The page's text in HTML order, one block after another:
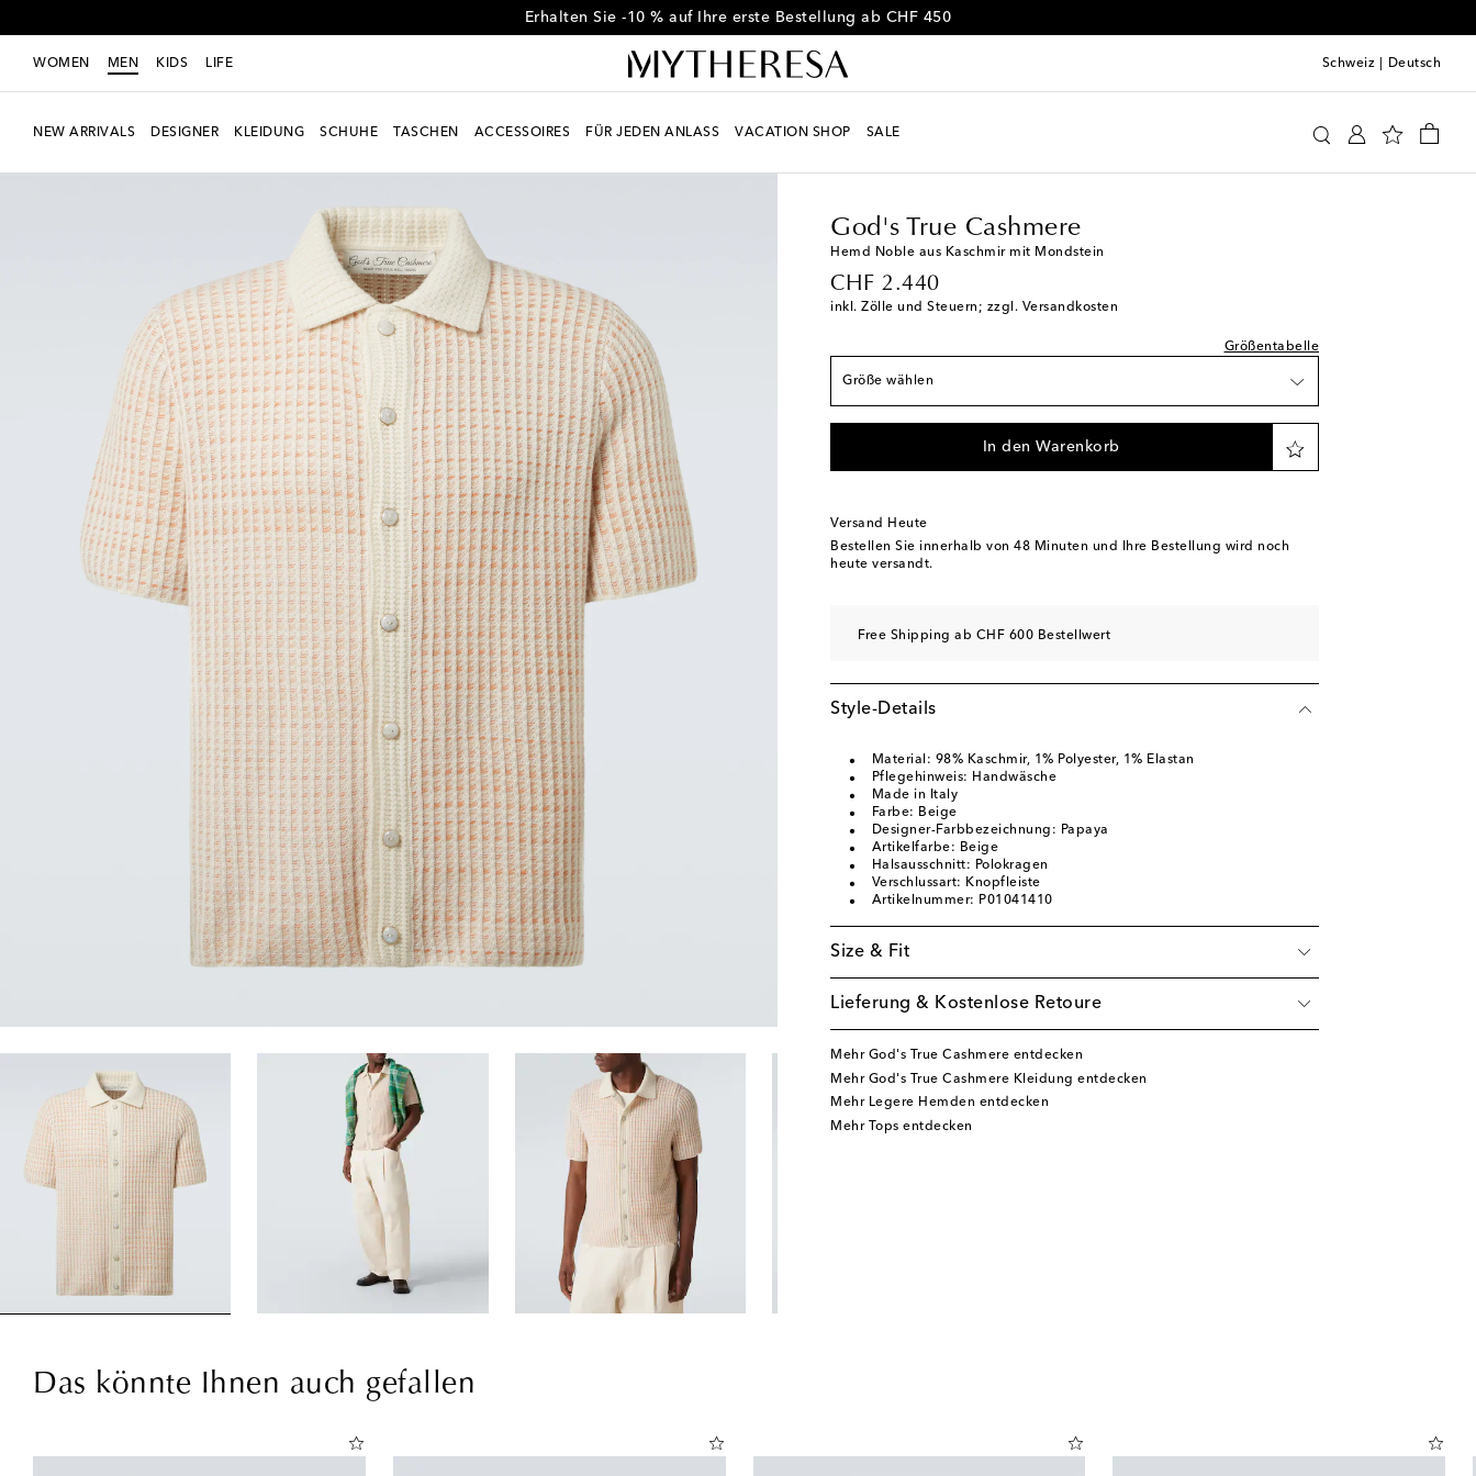
Erhalten Sie -10 % auf Ihre erste Bestellung ab CHF 450
WOMEN MEN KIDS LIFE Schweiz Deutsch
NEW ARRIVALS DESIGNER KLEIDUNG SCHUHE TASCHEN ACCESSOIRES FÜR JEDEN ANLASS VACATION SHOP SALE
God's True Cashmere
Hemd Noble aus Kaschmir mit Mondstein
CHF 2.440
original price
inkl. Zölle und Steuern; zzgl. Versandkosten
Größentabelle
Größe wählen
Fällt der Größe entsprechend normal aus
S / EU 38 Auf die Wunschliste
M / EU 39 Geringe Verfügbarkeit
XL / EU 42 Auf die Wunschliste
In den Warenkorb
Versand Heute
Bestellen Sie innerhalb von 48 Minuten und Ihre Bestellung wird noch
heute versandt.
Free Shipping ab CHF 600 Bestellwert
Style-Details
Material: 98% Kaschmir, 1% Polyester, 1% Elastan
Pflegehinweis: Handwäsche
Made in Italy
Farbe: Beige
Designer-Farbbezeichnung: Papaya
Artikelfarbe: Beige
Halsausschnitt: Polokragen
Verschlussart: Knopfleiste
Artikelnummer: P01041410
Size & Fit
Lieferung & Kostenlose Retoure
Mehr God's True Cashmere entdecken
Mehr God's True Cashmere Kleidung entdecken
Mehr Legere Hemden entdecken
Mehr Tops entdecken
Das könnte Ihnen auch gefallen